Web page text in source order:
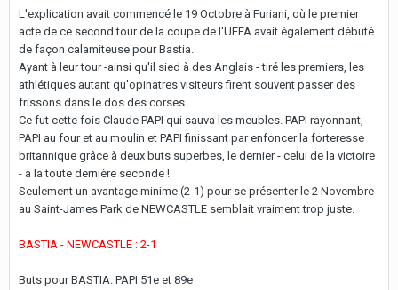
L'explication avait commencé le 19 Octobre à Furiani, où le premier
acte de ce second tour de la coupe de l'UEFA avait également débuté
de façon calamiteuse pour Bastia.
Ayant à leur tour -ainsi qu'il sied à des Anglais - tiré les premiers, les
athlétiques autant qu'opinatres visiteurs firent souvent passer des
frissons dans le dos des corses.
Ce fut cette fois Claude PAPI qui sauva les meubles. PAPI rayonnant,
PAPI au four et au moulin et PAPI finissant par enfoncer la forteresse
britannique grâce à deux buts superbes, le dernier - celui de la victoire
- à la toute dernière seconde !
Seulement un avantage minime (2-1) pour se présenter le 2 Novembre
au Saint-James Park de NEWCASTLE semblait vraiment trop juste.
BASTIA - NEWCASTLE : 2-1
Buts pour BASTIA: PAPI 51e et 89e